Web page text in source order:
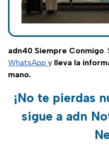
adn40 Siempre Conmigo.
WhatsApp y lleva la
mano.
¡No te pierdas
sigue a adn